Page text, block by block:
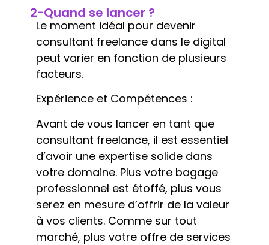
2-Quand se lancer ?
Le moment idéal pour devenir
consultant freelance dans le digital
peut varier en fonction de plusieurs
facteurs.
Expérience et Compétences :
Avant de vous lancer en tant que
consultant freelance, il est essentiel
d’avoir une expertise solide dans
votre domaine. Plus votre bagage
professionnel est étoffé, plus vous
serez en mesure d’offrir de la valeur
à vos clients. Comme sur tout
marché, plus votre offre de services